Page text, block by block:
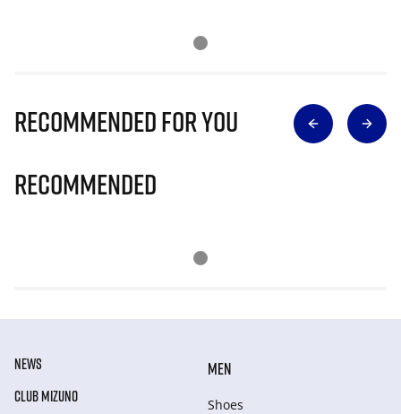
Recommended for you
Recommended
NEWS
CLUB MIZUNO
MEN
Shoes